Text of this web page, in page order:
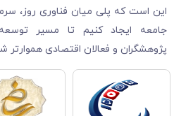
این است که پلی میان فناوری روز،
جامعه ایجاد کنیم تا مسیر
پژوهشگران و فعالان اقتصادی هموارتر